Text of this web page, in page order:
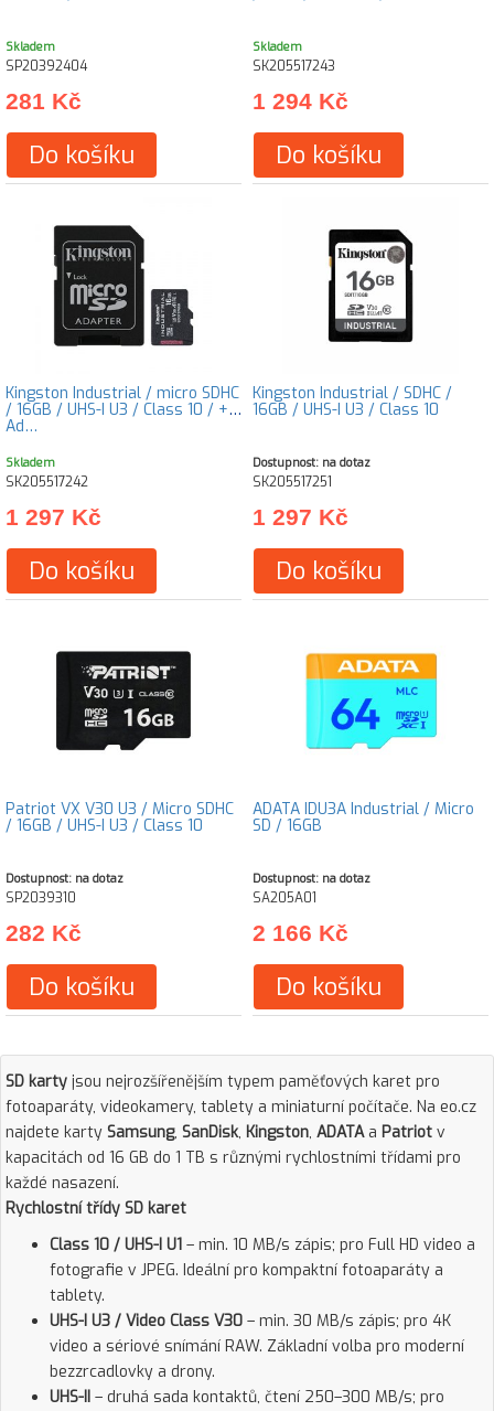
Skladem
SP20392404
281 Kč
Do košíku
Skladem
SK205517243
1 294 Kč
Do košíku
Kingston Industrial / micro SDHC
/ 16GB / UHS-I U3 / Class 10 / +
Ad…
Skladem
SK205517242
1 297 Kč
Do košíku
Kingston Industrial / SDHC /
16GB / UHS-I U3 / Class 10
Dostupnost: na dotaz
SK205517251
1 297 Kč
Do košíku
Patriot VX V30 U3 / Micro SDHC
/ 16GB / UHS-I U3 / Class 10
Dostupnost: na dotaz
SP2039310
282 Kč
Do košíku
ADATA IDU3A Industrial / Micro
SD / 16GB
Dostupnost: na dotaz
SA205A01
2 166 Kč
Do košíku
SD karty jsou nejrozšířenějším typem paměťových karet pro
fotoaparáty, videokamery, tablety a miniaturní počítače. Na eo.cz
najdete karty Samsung, SanDisk, Kingston, ADATAa Patriot v
kapacitách od 16 GB do 1 TB s různými rychlostními třídami pro
každé nasazení.
Rychlostní třídy SD karet
Class 10 / UHS-I U1 – min. 10 MB/s zápis; pro Full HD video a
fotografie v JPEG. Ideální pro kompaktní fotoaparáty a
tablety.
UHS-I U3 / Video Class V30 – min. 30 MB/s zápis; pro 4K
video a sériové snímání RAW. Základní volba pro moderní
bezzrcadlovky a drony.
UHS-II – druhá sada kontaktů, čtení 250–300 MB/s; pro